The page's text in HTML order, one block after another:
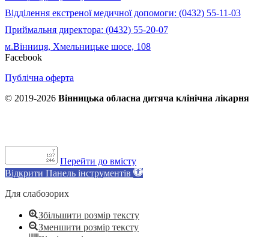
Відділення екстреної медичної допомоги: (0432) 55-11-03
Приймальня директора: (0432) 55-20-07
м.Вінниця, Хмельницьке шосе, 108
Facebook
Публічна оферта
© 2019-2026 Вінницька обласна дитяча клінічна лікарня
Перейти до вмісту
Відкрити Панель інструментів
Для слабозорих
Збільшити розмір тексту
Зменшити розмір тексту